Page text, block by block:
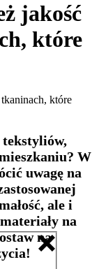
jakość
które
tekstyliów,
W
uwagę na
ale i
na
na